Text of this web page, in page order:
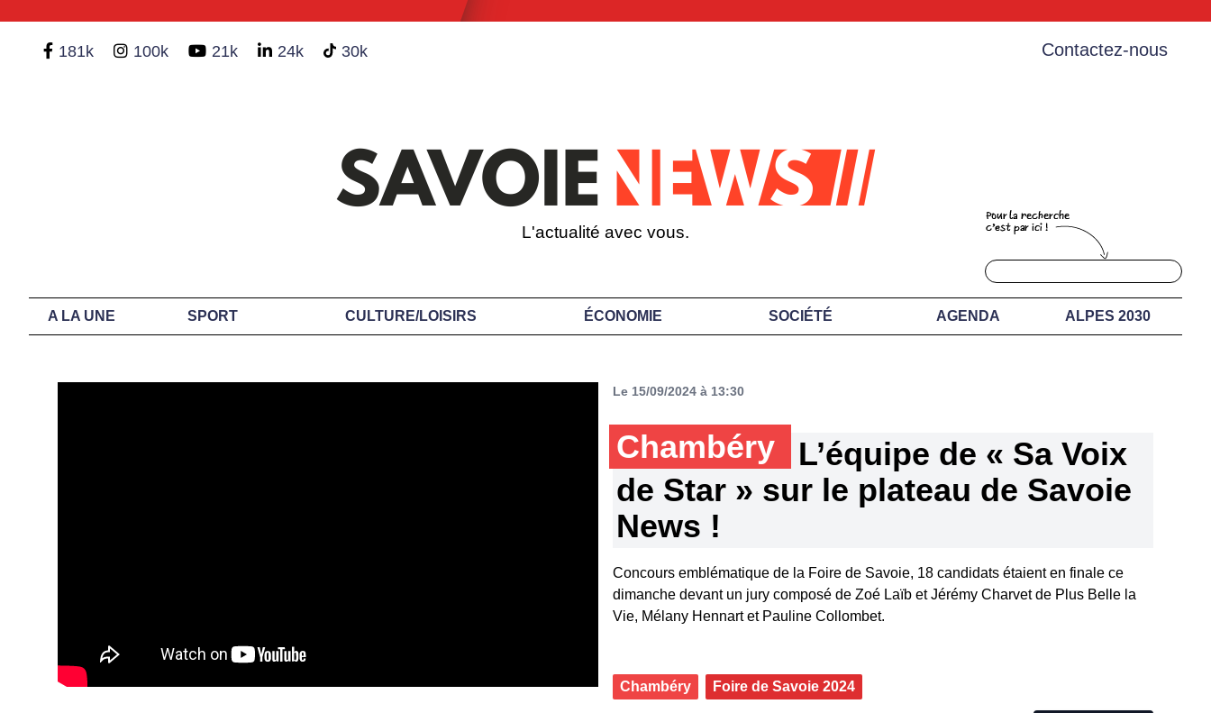
181k 100k 21k 24k 30k Contactez-nous
L'actualité avec vous.
A LA UNE SPORT CULTURE/LOISIRS ÉCONOMIE SOCIÉTÉ AGENDA ALPES 2030
Le 15/09/2024 à 13:30
Chambéry
L’équipe de « Sa Voix
de Star » sur le plateau de Savoie
News !
Concours emblématique de la Foire de Savoie, 18 candidats étaient en finale ce
dimanche devant un jury composé de Zoé Laïb et Jérémy Charvet de Plus Belle la
Vie, Mélany Hennart et Pauline Collombet.
Chambéry Foire de Savoie 2024